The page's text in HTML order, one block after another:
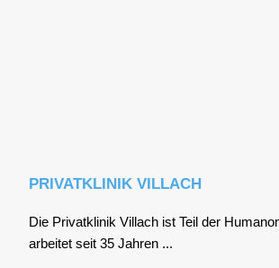
PRIVATKLINIK VILLACH
Die Pri­vat­kli­nik Vil­lach ist Teil der
arbei­tet seit 35 Jah­ren ...